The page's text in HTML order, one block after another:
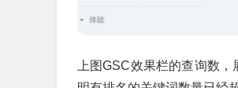
上图GSC效果栏的查询数